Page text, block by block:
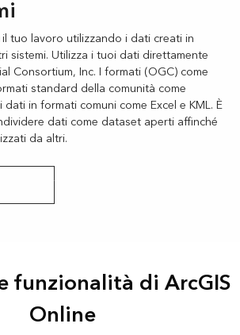
tuo lavoro utilizzando i dati creati in
sistemi. Utilizza i tuoi dati direttamente
Consortium, Inc. I formati (OGC) come
standard della comunità come
in formati comuni come Excel e KML. È
dati come dataset aperti affinché
da altri.
dati aperti
funzionalità di ArcGIS
Online